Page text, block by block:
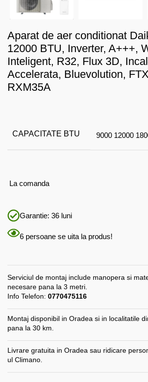
Aparat de aer conditionat
12000 BTU, Inverter, A+++,
Inteligent, R32, Flux 3D,
Accelerata, Bluevolution,
RXM35A
CAPACITATE BTU 9000 12000
La comanda
Garantie: 36 luni
6 persoane se uita la produs!
Serviciul de montaj include manopera si
necesare pana la 3 metri.
Info Telefon: 0770475116
Montaj disponibil in Oradea si in localitatile
pana la 30 km.
Livrare gratuita in Oradea sau ridicare
ul Climano.